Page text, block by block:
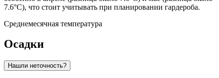
7.6°C), что стоит учитывать при планировании гардероба.
Среднемесячная температура
Осадки
Нашли неточность?